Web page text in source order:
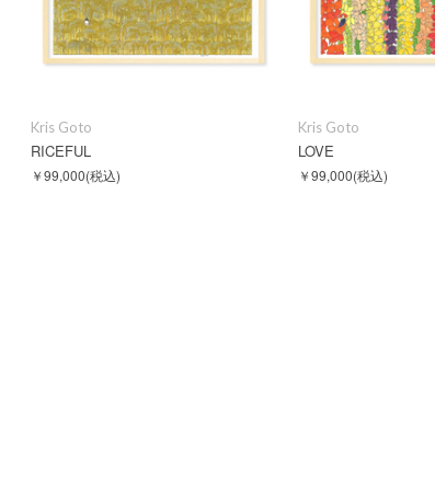
Kris Goto
RICEFUL
￥99,000(税込)
Kris Goto
LOVE
￥99,000(税込)